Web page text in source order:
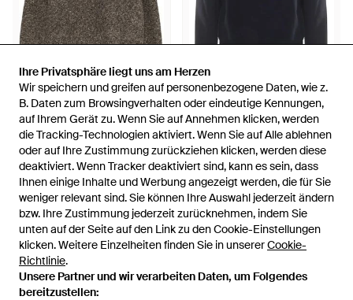
Ihre Privatsphäre liegt uns am Herzen
Wir speichern und greifen auf personenbezogene Daten, wie z.
B. Daten zum Browsingverhalten oder eindeutige Kennungen,
auf Ihrem Gerät zu. Wenn Sie auf Annehmen klicken, werden
die Tracking-Technologien aktiviert. Wenn Sie auf Alle ablehnen
oder auf Ihre Zustimmung zurückziehen klicken, werden diese
deaktiviert. Wenn Tracker deaktiviert sind, kann es sein, dass
Ihnen einige Inhalte und Werbung angezeigt werden, die für Sie
weniger relevant sind. Sie können Ihre Auswahl jederzeit ändern
bzw. Ihre Zustimmung jederzeit zurücknehmen, indem Sie
unten auf der Seite auf den Link zu den Cookie-Einstellungen
klicken. Weitere Einzelheiten finden Sie in unsererCookie-
Richtlinie.
Unsere Partner und wir verarbeiten Daten, um Folgendes
bereitzustellen:
Ihre Privatsphäre liegt uns am Herzen
Wir speichern und greifen auf personenbezogene Daten, wie z.
B. Daten zum Browsingverhalten oder eindeutige Kennungen,
auf Ihrem Gerät zu. Wenn Sie auf Annehmen klicken, werden
die Tracking-Technologien aktiviert. Wenn Sie auf Alle ablehnen
oder auf Ihre Zustimmung zurückziehen klicken, werden diese
deaktiviert. Wenn Tracker deaktiviert sind, kann es sein, dass
Ihnen einige Inhalte und Werbung angezeigt werden, die für Sie
weniger relevant sind. Sie können Ihre Auswahl jederzeit ändern
bzw. Ihre Zustimmung jederzeit zurücknehmen, indem Sie
unten auf der Seite auf den Link zu den Cookie-Einstellungen
klicken. Weitere Einzelheiten finden Sie in unsererCookie-
Richtlinie.
Unsere Partner und wir verarbeiten Daten, um Folgendes
bereitzustellen:
215 €193 €
K-Way
Hoodie Mit Besatz - Grün
Von FARFETCH
SALE
158 €119 €
K-Way
Hoodie Mit Kordelzug - Blau
VonFARFETCH
SALE